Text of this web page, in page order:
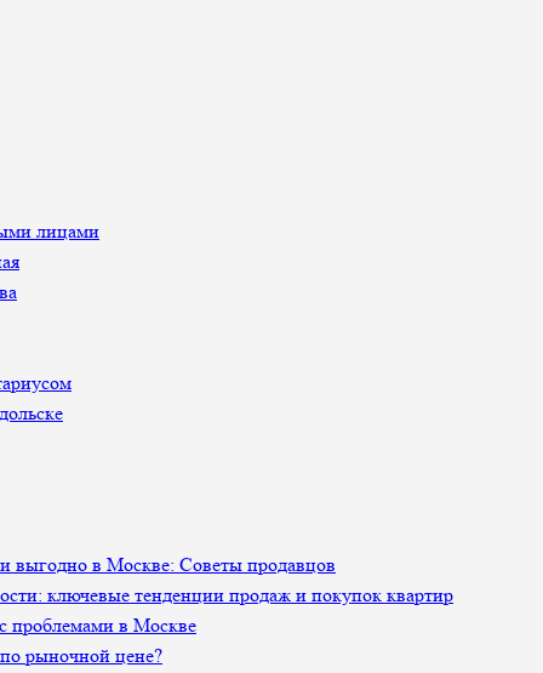
лицами
выгодно в Москве: Советы продавцов
ключевые тенденции продаж и покупок квартир
проблемами в Москве
рыночной цене?